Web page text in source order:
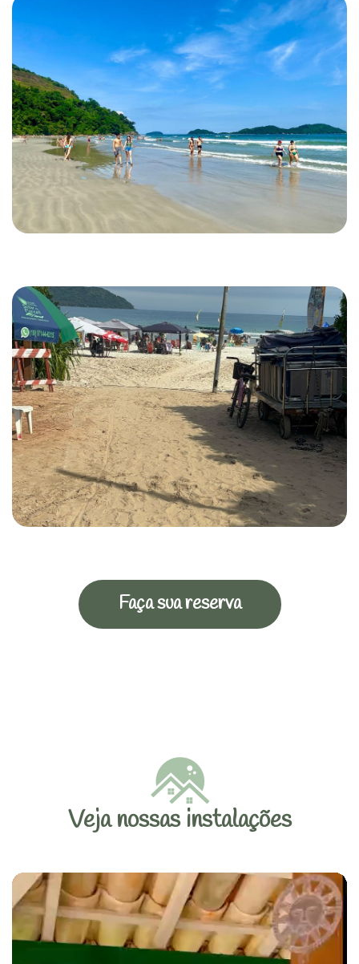
Faça sua reserva
Veja nossas instalações